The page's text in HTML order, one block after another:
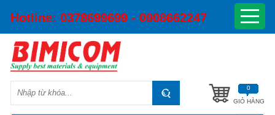
Hotline: 0378699699 - 0908662247
GIỎ HÀNG
0